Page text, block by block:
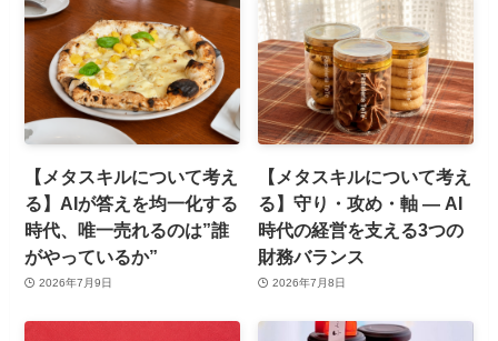
【メタスキルについて考え
る】AIが答えを均一化する
時代、唯一売れるのは”誰
がやっているか”
2026年7月9日
【メタスキルについて考え
る】守り・攻め・軸 ― AI
時代の経営を支える3つの
財務バランス
2026年7月8日